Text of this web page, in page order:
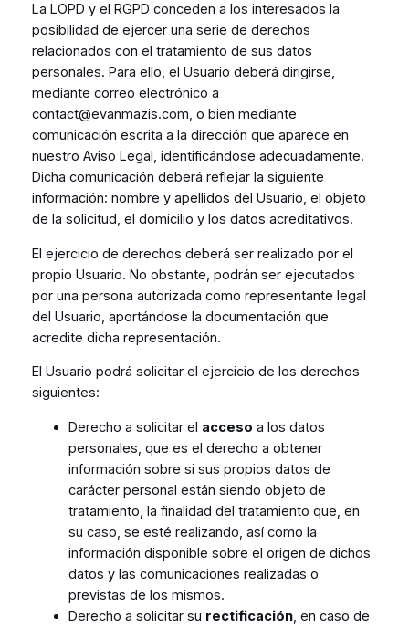
La LOPD y el RGPD conceden a los interesados la
posibilidad de ejercer una serie de derechos
relacionados con el tratamiento de sus datos
personales. Para ello, el Usuario deberá dirigirse,
mediante correo electrónico a
contact@evanmazis.com, o bien mediante
comunicación escrita a la dirección que aparece en
nuestro Aviso Legal, identificándose adecuadamente.
Dicha comunicación deberá reflejar la siguiente
información: nombre y apellidos del Usuario, el objeto
de la solicitud, el domicilio y los datos acreditativos.
El ejercicio de derechos deberá ser realizado por el
propio Usuario. No obstante, podrán ser ejecutados
por una persona autorizada como representante legal
del Usuario, aportándose la documentación que
acredite dicha representación.
El Usuario podrá solicitar el ejercicio de los derechos
siguientes:
Derecho a solicitar el acceso a los datos
personales, que es el derecho a obtener
información sobre si sus propios datos de
carácter personal están siendo objeto de
tratamiento, la finalidad del tratamiento que, en
su caso, se esté realizando, así como la
información disponible sobre el origen de dichos
datos y las comunicaciones realizadas o
previstas de los mismos.
Derecho a solicitar su rectificación, en caso de